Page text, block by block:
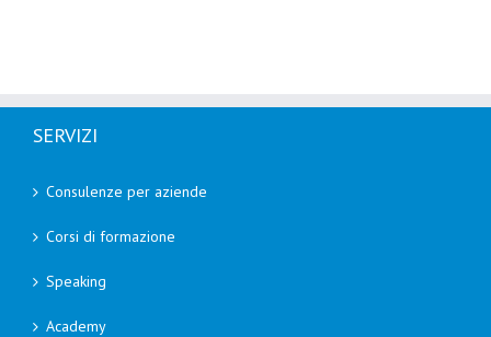
SERVIZI
Consulenze per aziende
Corsi di formazione
Speaking
Academy